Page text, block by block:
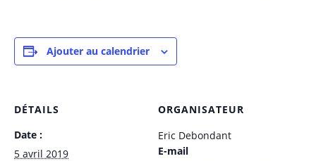
Ajouter au calendrier
DÉTAILS
Date :
5 avril 2019
ORGANISATEUR
Eric Debondant
E-mail